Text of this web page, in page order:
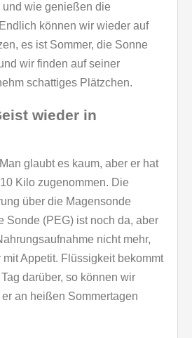
und wie genießen die
können wir wieder auf
es ist Sommer, die Sonne
wir finden auf seiner
schattiges Plätzchen.
wieder in
glaubt es kaum, aber er hat
Kilo zugenommen. Die
über die Magensonde
Sonde (PEG) ist noch da, aber
nicht mehr,
Appetit. Flüssigkeit bekommt
darüber, so können wir
an heißen Sommertagen